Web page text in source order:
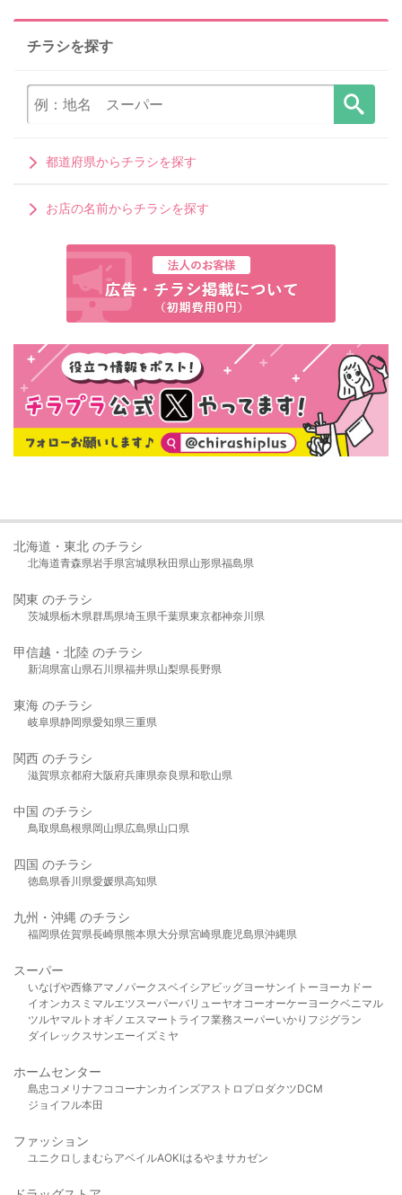
チラシを探す
都道府県からチラシを探す
お店の名前からチラシを探す
北海道・東北 のチラシ
北海道青森県岩手県宮城県秋田県山形県福島県
関東 のチラシ
茨城県栃木県群馬県埼玉県千葉県東京都神奈川県
甲信越・北陸 のチラシ
新潟県富山県石川県福井県山梨県長野県
東海 のチラシ
岐阜県静岡県愛知県三重県
関西 のチラシ
滋賀県京都府大阪府兵庫県奈良県和歌山県
中国 のチラシ
鳥取県島根県岡山県広島県山口県
四国 のチラシ
徳島県香川県愛媛県高知県
九州・沖縄 のチラシ
福岡県佐賀県長崎県熊本県大分県宮崎県鹿児島県沖縄県
スーパー
いなげや西條アマノパークスベイシア ビッグヨーサンイトーヨーカドー
イオンカスミ マルエツスーパーバリューヤオコーオーケー ヨークベニマル
ツルヤマルト オギノ エスマート ライフ業務スーパーいかり フジグラン
ダイレックスサンエーイズミヤ
ホームセンター
島忠 コメリ ナフコ コーナンカインズアストロプロダクツDCM
ジョイフル本田
ファッション
ユニクロ しまむら アベイルAOKIはるやま サカゼン